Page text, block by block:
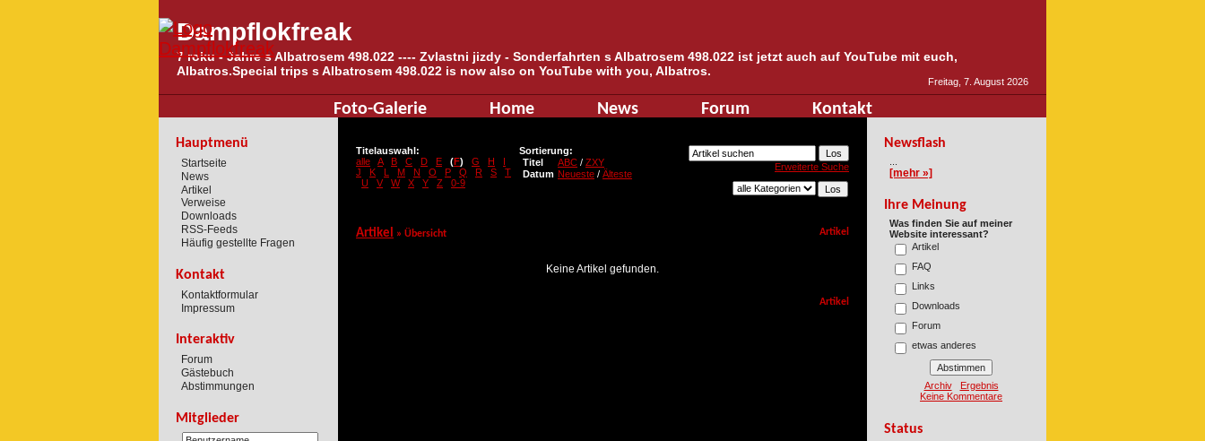
Dampflokfreak
7 roku - Jahre s Albatrosem 498.022 ---- Zvlastni jizdy - Sonderfahrten s Albatrosem 498.022 ist jetzt auch auf YouTube mit euch,
Albatros.Special trips s Albatrosem 498.022 is now also on YouTube with you, Albatros.
Foto-Galerie Home News Forum Kontakt
Freitag, 7. August 2026
Hauptmenü
Startseite
News
Artikel
Verweise
Downloads
RSS-Feeds
Häufig gestellte Fragen
Kontakt
Kontaktformular
Impressum
Interaktiv
Forum
Gästebuch
Abstimmungen
Mitglieder
Titelauswahl:
alle
A B C D E (F) G H
I
J
K L M N O P Q R S
T
U
V W X Y Z 0-9
Sortierung:
Titel
ABC / ZXY
Datum Neueste / Älteste
Erweiterte Suche
Artikel » Übersicht Artikel
Keine Artikel gefunden.
Artikel
Newsflash
[mehr »]
Ihre Meinung
Was finden Sie auf meiner
Website interessant?
Artikel
FAQ
Links
Downloads
Forum
etwas anderes
Archiv
Ergebnis
Keine Kommentare
Status